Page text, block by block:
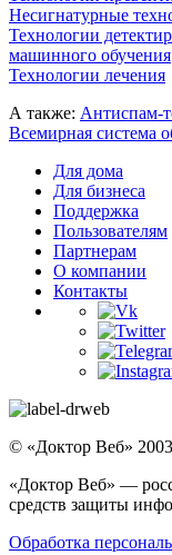
Несигнатурные
Технологии
машинного обучения
Технологии лечения
А также: Антиспам-
Всемирная система
Для дома
Для бизнеса
Поддержка
Пользователям
Партнерам
О компании
Контакты
© «Доктор Веб»
«Доктор Веб» —
средств защиты
Обработка